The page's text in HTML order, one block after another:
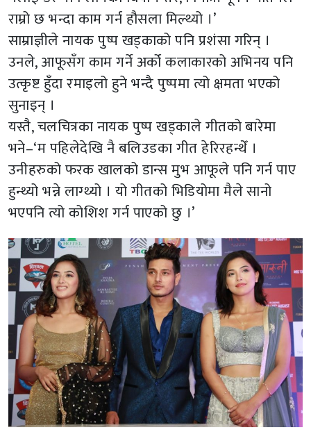
राम्रो छ भन्दा काम गर्न हौसला मिल्थ्यो ।’
साम्राज्ञीले नायक पुष्प खड्काको पनि प्रशंसा गरिन् ।
उनले, आफूसँग काम गर्ने अर्को कलाकारको अभिनय पनि
उत्कृष्ट हुँदा रमाइलो हुने भन्दै पुष्पमा त्यो क्षमता भएको
सुनाइन् ।
यस्तै, चलचित्रका नायक पुष्प खड्काले गीतको बारेमा
भने–‘म पहिलेदेखि नै बलिउडका गीत हेरिरहन्थेँ ।
उनीहरुको फरक खालको डान्स मुभ आफूले पनि गर्न पाए
हुन्थ्यो भन्ने लाग्थ्यो । यो गीतको भिडियोमा मैले सानो
भएपनि त्यो कोशिश गर्न पाएको छु ।’